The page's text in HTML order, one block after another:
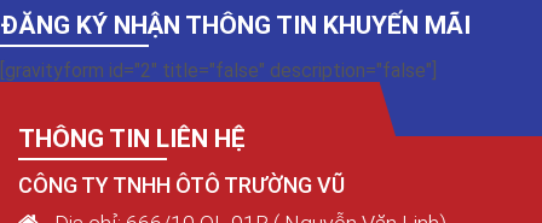
ĐĂNG KÝ NHẬN THÔNG TIN KHUYẾN MÃI
[gravityform id="2" title="false" description="false"]
THÔNG TIN LIÊN HỆ
CÔNG TY TNHH ÔTÔ TRƯỜNG VŨ